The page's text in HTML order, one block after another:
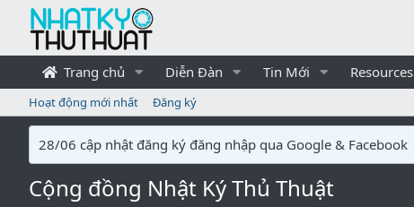
Trang chủ Diễn Đàn Tin Mới Resources
Hoạt động mới nhất Đăng ký
28/06 cập nhật đăng ký đăng nhập qua Google & Facebook
Cộng đồng Nhật Ký Thủ Thuật